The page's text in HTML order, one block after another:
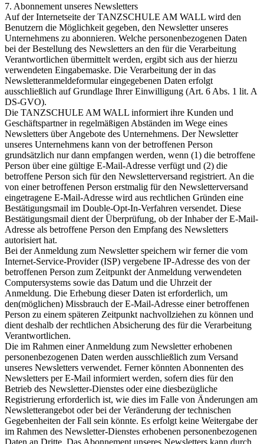
7. Abonnement unseres Newsletters
Auf der Internetseite der TANZSCHULE AM WALL wird den
Benutzern die Möglichkeit gegeben, den Newsletter unseres
Unternehmens zu abonnieren. Welche personenbezogenen Daten
bei der Bestellung des Newsletters an den für die Verarbeitung
Verantwortlichen übermittelt werden, ergibt sich aus der hierzu
verwendeten Eingabemaske. Die Verarbeitung der in das
Newsletteranmeldeformular eingegebenen Daten erfolgt
ausschließlich auf Grundlage Ihrer Einwilligung (Art. 6 Abs. 1 lit. A
DS-GVO).
Die TANZSCHULE AM WALL informiert ihre Kunden und
Geschäftspartner in regelmäßigen Abständen im Wege eines
Newsletters über Angebote des Unternehmens. Der Newsletter
unseres Unternehmens kann von der betroffenen Person
grundsätzlich nur dann empfangen werden, wenn (1) die betroffene
Person über eine gültige E-Mail-Adresse verfügt und (2) die
betroffene Person sich für den Newsletterversand registriert. An die
von einer betroffenen Person erstmalig für den Newsletterversand
eingetragene E-Mail-Adresse wird aus rechtlichen Gründen eine
Bestätigungsmail im Double-Opt-In-Verfahren versendet. Diese
Bestätigungsmail dient der Überprüfung, ob der Inhaber der E-Mail-
Adresse als betroffene Person den Empfang des Newsletters
autorisiert hat.
Bei der Anmeldung zum Newsletter speichern wir ferner die vom
Internet-Service-Provider (ISP) vergebene IP-Adresse des von der
betroffenen Person zum Zeitpunkt der Anmeldung verwendeten
Computersystems sowie das Datum und die Uhrzeit der
Anmeldung. Die Erhebung dieser Daten ist erforderlich, um
den(möglichen) Missbrauch der E-Mail-Adresse einer betroffenen
Person zu einem späteren Zeitpunkt nachvollziehen zu können und
dient deshalb der rechtlichen Absicherung des für die Verarbeitung
Verantwortlichen.
Die im Rahmen einer Anmeldung zum Newsletter erhobenen
personenbezogenen Daten werden ausschließlich zum Versand
unseres Newsletters verwendet. Ferner könnten Abonnenten des
Newsletters per E-Mail informiert werden, sofern dies für den
Betrieb des Newsletter-Dienstes oder eine diesbezügliche
Registrierung erforderlich ist, wie dies im Falle von Änderungen am
Newsletterangebot oder bei der Veränderung der technischen
Gegebenheiten der Fall sein könnte. Es erfolgt keine Weitergabe der
im Rahmen des Newsletter-Dienstes erhobenen personenbezogenen
Daten an Dritte. Das Abonnement unseres Newsletters kann durch